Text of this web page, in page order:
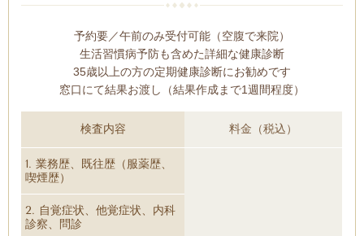
予約要／午前のみ受付可能（空腹で来院）
生活習慣病予防も含めた詳細な健康診断
35歳以上の方の定期健康診断にお勧めです
窓口にて結果お渡し（結果作成まで1週間程度）
検査内容 料金（税込）
1. 業務歴、既往歴（服薬歴、
喫煙歴）
2. 自覚症状、他覚症状、内科
診察、問診